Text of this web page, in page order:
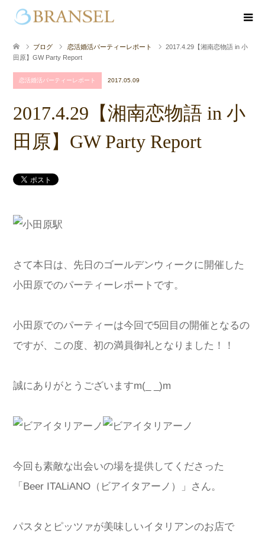
ブログ 恋活婚活パーティーレポート
2017.4.29【湘南恋物語 in 小
田原】GW Party Report
恋活婚活パーティーレポート 2017.05.09
2017.4.29【湘南恋物語 in 小
田原】GW Party Report
さて本日は、先日のゴールデンウィークに開催した
小田原でのパーティーレポートです。
小田原でのパーティーは今回で5回目の開催となるの
ですが、この度、初の満員御礼となりました！！
誠にありがとうございますm(_ _)m
今回も素敵な出会いの場を提供してくださった
「Beer ITALiANO（ビアイタアーノ）」さん。
パスタとピッツァが美味しいイタリアンのお店で